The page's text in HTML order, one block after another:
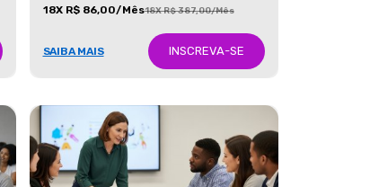
18X R$ 86,00/Mês18X R$ 387,00/Mês
SAIBA MAIS INSCREVA-SE